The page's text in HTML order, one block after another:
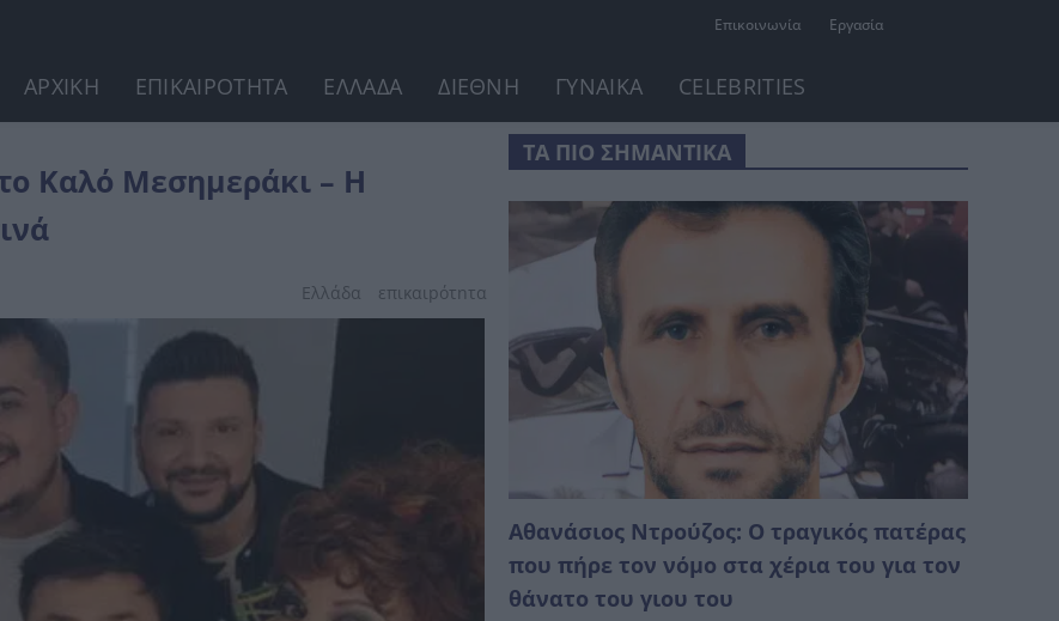
Επικοινωνία Εργασία
ΑΡΧΙΚΗ ΕΠΙΚΑΙΡΟΤΗΤΑ ΕΛΛΑΔΑ ΔΙΕΘΝΗ ΓΥΝΑΙΚΑ CELEBRITIES
Καλό Μεσημεράκι – Η
Ελλάδα επικαιpότnτα
ΤΑ ΠΙΟ ΣΗΜΑΝΤΙΚΑ
Αθανάσιος Ντρούζος: Ο τραγικός πατέρας
που πήρε τον νόμο στα χέρια του για τον
θάνατο του γιου του